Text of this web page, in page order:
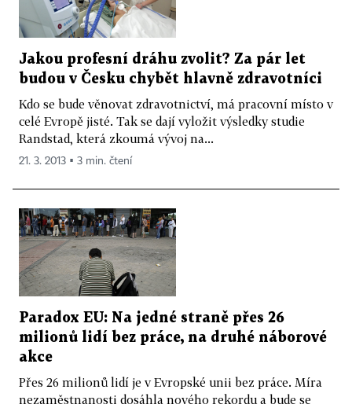
Jakou profesní dráhu zvolit? Za pár let
budou v Česku chybět hlavně zdravotníci
Kdo se bude věnovat zdravotnictví, má pracovní místo v
celé Evropě jisté. Tak se dají vyložit výsledky studie
Randstad, která zkoumá vývoj na...
21. 3. 2013 ▪ 3 min. čtení
Paradox EU: Na jedné straně přes 26
milionů lidí bez práce, na druhé náborové
akce
Přes 26 milionů lidí je v Evropské unii bez práce. Míra
nezaměstnanosti dosáhla nového rekordu a bude se